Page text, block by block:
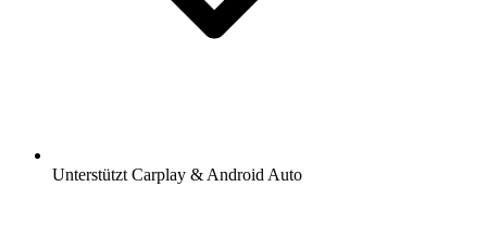
Unterstützt Carplay & Android Auto